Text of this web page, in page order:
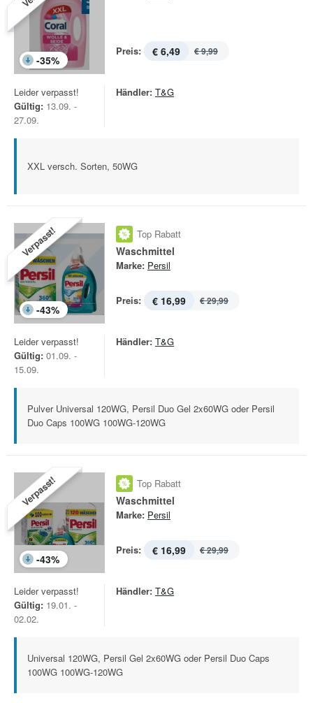
-35%
Preis: € 6,49 € 9,99
Leider verpasst!
Gültig: 13.09. -
27.09.
Händler: T&G
XXL versch. Sorten, 50WG
Verpasst!
-43%
Top Rabatt
Waschmittel
Marke: Persil
Preis: € 16,99 € 29,99
Leider verpasst!
Gültig: 01.09. -
15.09.
Händler: T&G
Pulver Universal 120WG, Persil Duo Gel 2x60WG oder Persil
Duo Caps 100WG 100WG-120WG
Verpasst!
-43%
Top Rabatt
Waschmittel
Marke: Persil
Preis: € 16,99 € 29,99
Leider verpasst!
Gültig: 19.01. -
02.02.
Händler: T&G
Universal 120WG, Persil Gel 2x60WG oder Persil Duo Caps
100WG 100WG-120WG